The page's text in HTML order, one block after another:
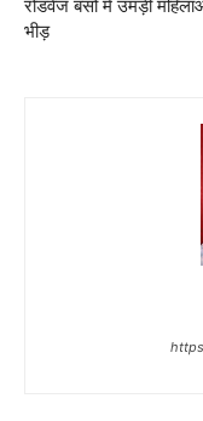
रोडवेज बसों में उमड़ी
भीड़